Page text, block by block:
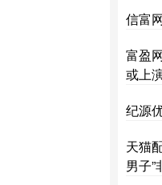
信富
富盈
或上
纪源
天猫
男子”